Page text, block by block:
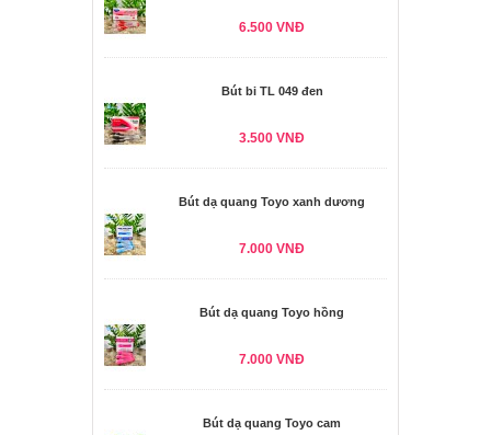
6.500 VNĐ
Bút bi TL 049 đen
3.500 VNĐ
Bút dạ quang Toyo xanh dương
7.000 VNĐ
Bút dạ quang Toyo hồng
7.000 VNĐ
Bút dạ quang Toyo cam